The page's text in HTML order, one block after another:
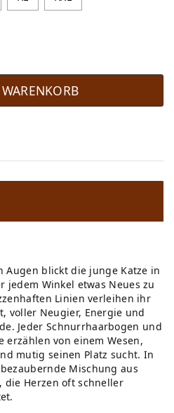
blickt die junge Katze in
jedem Winkel etwas Neues zu
Linien verleihen ihr
voller Neugier, Energie und
Jeder Schnurrhaarbogen und
von einem Wesen,
mutig seinen Platz sucht. In
Mischung aus
die Herzen oft schneller